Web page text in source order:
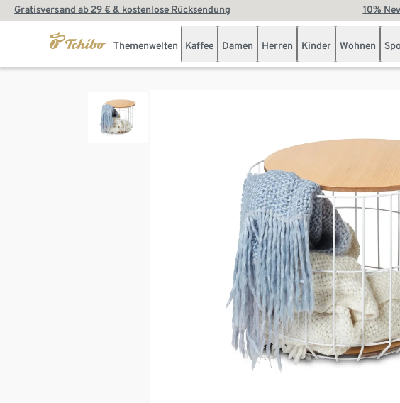
Gratisversand ab 29 € & kostenlose Rücksendung 10%
Themenwelten Kaffee Damen Herren Kinder Wohnen